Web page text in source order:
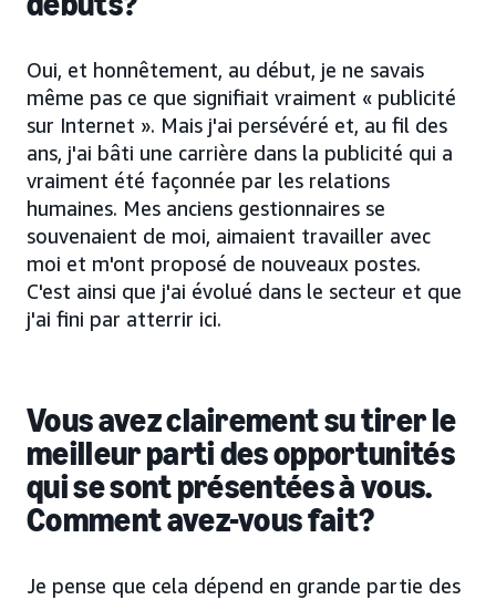
Oui, et honnêtement, au début, je ne savais
même pas ce que signifiait vraiment « publicité
sur Internet ». Mais j'ai persévéré et, au fil des
ans, j'ai bâti une carrière dans la publicité qui a
vraiment été façonnée par les relations
humaines. Mes anciens gestionnaires se
souvenaient de moi, aimaient travailler avec
moi et m'ont proposé de nouveaux postes.
C'est ainsi que j'ai évolué dans le secteur et que
j'ai fini par atterrir ici.
Vous avez clairement su tirer le
meilleur parti des opportunités
qui se sont présentées à vous.
Comment avez-vous fait?
Je pense que cela dépend en grande partie des